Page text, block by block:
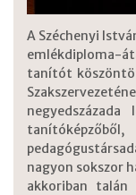
A Széchenyi
emlékdiploma-
tanítót
nagyon sokszor
akkoriban